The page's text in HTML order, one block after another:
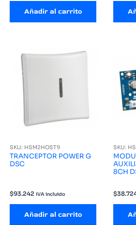
Añadir al carrito
SKU: HSM2HOST9
TRANCEPTOR POWER G
DSC
$93.242 IVA incluido
Añadir al carrito
SKU:
8CH
$